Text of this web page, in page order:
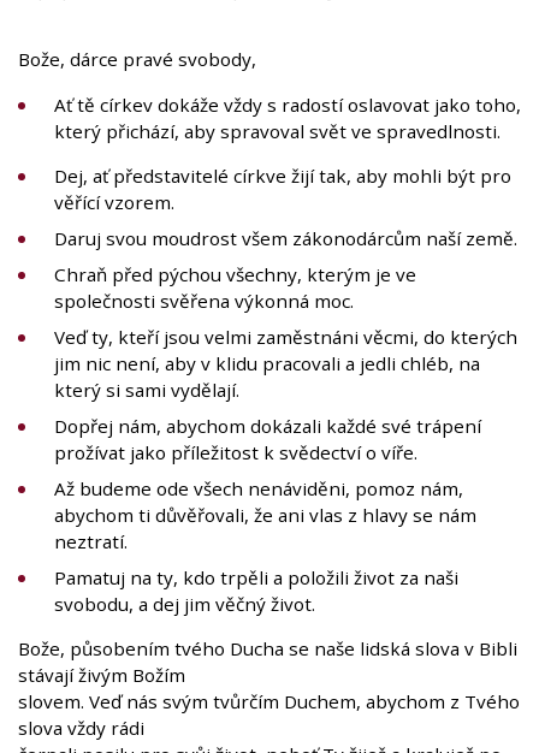
Bože, dárce pravé svobody,
Ať tě církev dokáže vždy s radostí oslavovat jako toho,
který přichází, aby spravoval svět ve spravedlnosti.
Dej, ať představitelé církve žijí tak, aby mohli být pro
věřící vzorem.
Daruj svou moudrost všem zákonodárcům naší země.
Chraň před pýchou všechny, kterým je ve
společnosti svěřena výkonná moc.
Veď ty, kteří jsou velmi zaměstnáni věcmi, do kterých
jim nic není, aby v klidu pracovali a jedli chléb, na
který si sami vydělají.
Dopřej nám, abychom dokázali každé své trápení
prožívat jako příležitost k svědectví o víře.
Až budeme ode všech nenáviděni, pomoz nám,
abychom ti důvěřovali, že ani vlas z hlavy se nám
neztratí.
Pamatuj na ty, kdo trpěli a položili život za naši
svobodu, a dej jim věčný život.
Bože, působením tvého Ducha se naše lidská slova v Bibli
stávají živým Božím
slovem. Veď nás svým tvůrčím Duchem, abychom z Tvého
slova vždy rádi